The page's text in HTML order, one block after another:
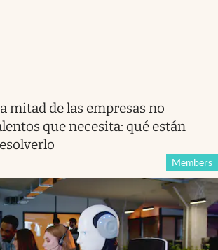
mitad de las empresas no
que necesita: qué están
Members